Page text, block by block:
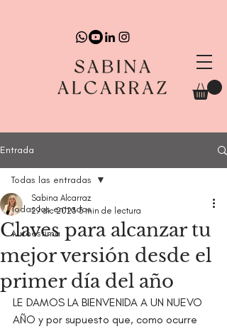
Entrada
Todas las entradas
Autoestima
Todas las entradas
Claves para alcanzar tu
mejor versión desde el
primer día del año
Sabina Alcarraz
29 dic 2023 3 min de lectura
LE DAMOS LA BIENVENIDA A UN NUEVO
AÑO y por supuesto que, como ocurre